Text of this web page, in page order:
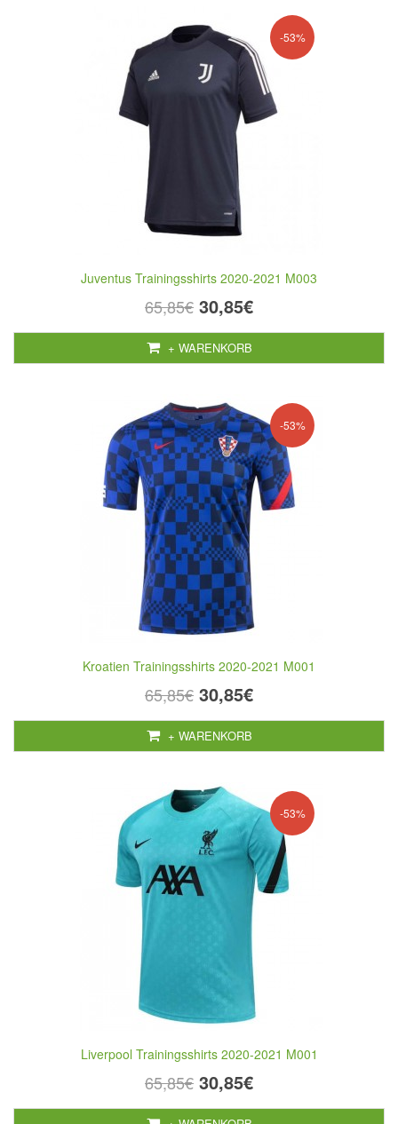
-53%
Juventus Trainingsshirts 2020-2021 M003
65,85€ 30,85€
+ WARENKORB
-53%
Kroatien Trainingsshirts 2020-2021 M001
65,85€ 30,85€
+ WARENKORB
-53%
Liverpool Trainingsshirts 2020-2021 M001
65,85€ 30,85€